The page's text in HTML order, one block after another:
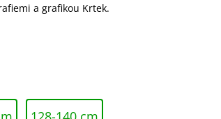
a grafikou Krtek.